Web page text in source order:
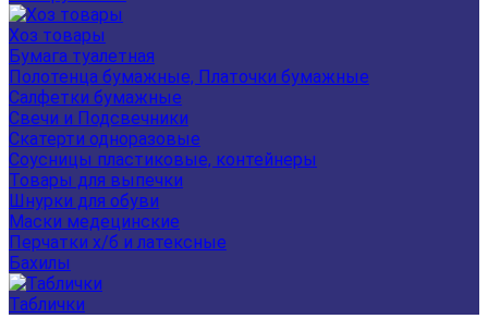
Хоз товары
Бумага туалетная
Полотенца бумажные, Платочки бумажные
Салфетки бумажные
Свечи и Подсвечники
Скатерти одноразовые
Соусницы пластиковые, контейнеры
Товары для выпечки
Шнурки для обуви
Маски медецинские
Перчатки х/б и латексные
Бахилы
Таблички